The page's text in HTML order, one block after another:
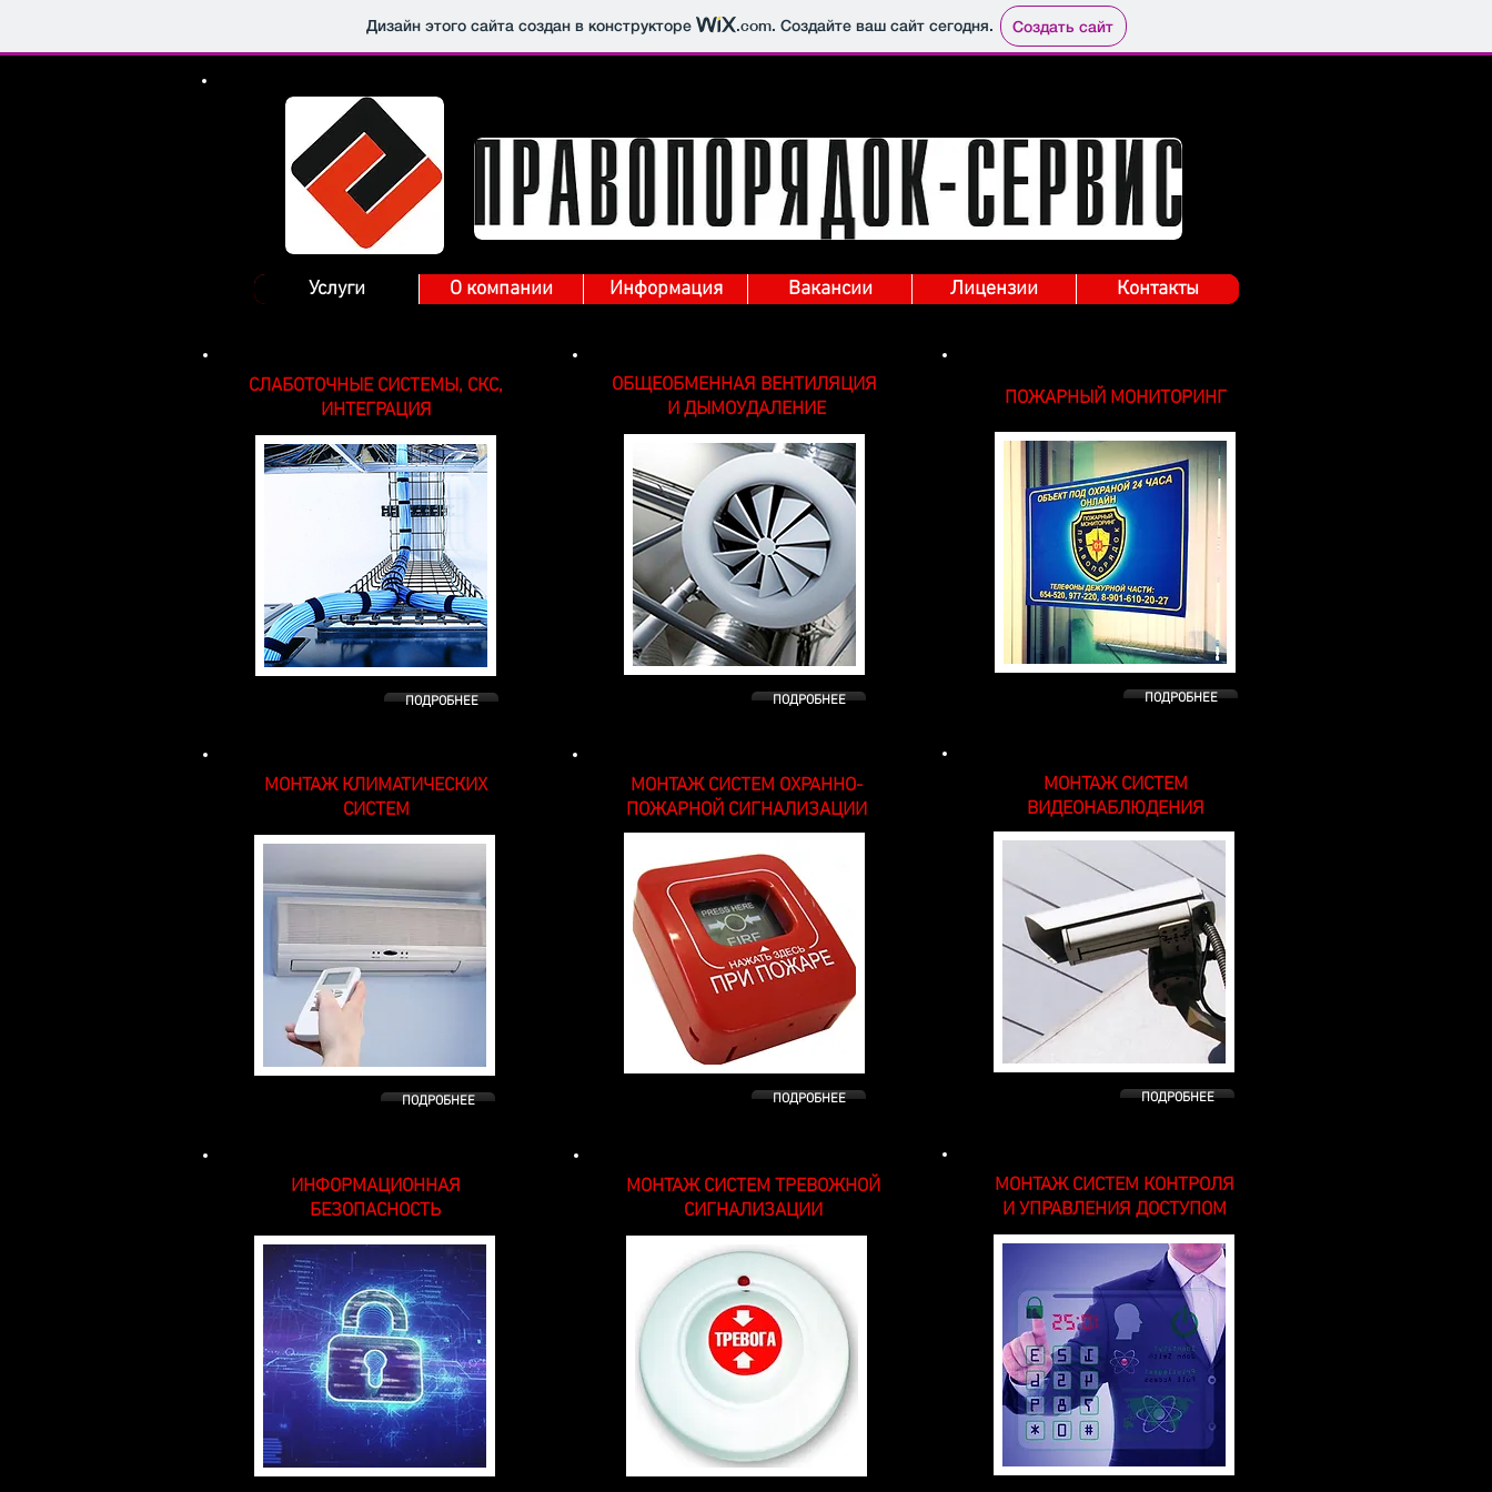
Дизайн этого сайта создан в конструкторе .com. Создайте ваш сайт сегодня. Создать сайт
Услуги О компании Информация Вакансии Лицензии Контакты
МОНТАЖ СИСТЕМ КОНТРОЛЯ
И УПРАВЛЕНИЯ ДОСТУПОМ
ИНФОРМАЦИОННАЯ
БЕЗОПАСНОСТЬ
МОНТАЖ СИСТЕМ ТРЕВОЖНОЙ
СИГНАЛИЗАЦИИ
МОНТАЖ СИСТЕМ
ВИДЕОНАБЛЮДЕНИЯ
ПОДРОБНЕЕ
МОНТАЖ СИСТЕМ ОХРАННО-
ПОЖАРНОЙ СИГНАЛИЗАЦИИ
ПОДРОБНЕЕ
ПОЖАРНЫЙ МОНИТОРИНГ
ПОДРОБНЕЕ
МОНТАЖ КЛИМАТИЧЕСКИХ
СИСТЕМ
ПОДРОБНЕЕ
ОБЩЕОБМЕННАЯ ВЕНТИЛЯЦИЯ
И ДЫМОУДАЛЕНИЕ
ПОДРОБНЕЕ
СЛАБОТОЧНЫЕ СИСТЕМЫ, СКС,
ИНТЕГРАЦИЯ
ПОДРОБНЕЕ